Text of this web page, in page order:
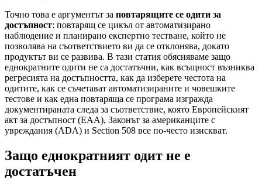
Точно това е аргументът за повтарящите се одити за
достъпност: повтарящ се цикъл от автоматизирано
наблюдение и планирано експертно тестване, който не
позволява на съответствието ви да се отклонява, докато
продуктът ви се развива. В тази статия обясняваме защо
еднократните одити не са достатъчни, как всъщност възниква
регресията на достъпността, как да изберете честота на
одитите, как се съчетават автоматизираните и човешките
тестове и как една повтаряща се програма изгражда
документираната следа за съответствие, която Европейският
акт за достъпност (EAA), Законът за американците с
увреждания (ADA) и Section 508 все по-често изискват.
Защо еднократният одит не е
достатъчен